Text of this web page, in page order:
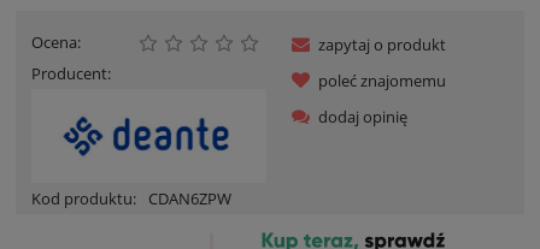
Ocena:
Producent:
Kod produktu: CDAN6ZPW
zapytaj o produkt
poleć znajomemu
dodaj opinię